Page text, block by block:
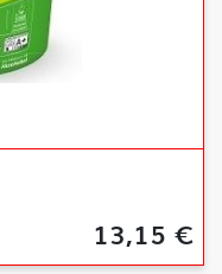
13,15 €